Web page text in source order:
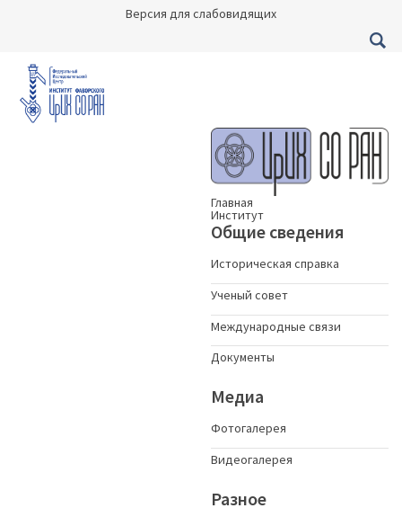
Версия для слабовидящих
Главная
Институт
Общие сведения
Историческая справка
Ученый совет
Международные связи
Документы
Медиа
Фотогалерея
Видеогалерея
Разное